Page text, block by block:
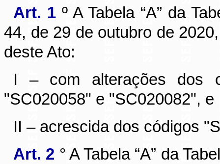
Art. 1 º A Tabela “A” da
44, de 29 de outubro de
deste Ato:
I – com alterações dos
"SC020058" e "SC020082", e
II – acrescida dos códigos
Art. 2 ° A Tabela “A” da